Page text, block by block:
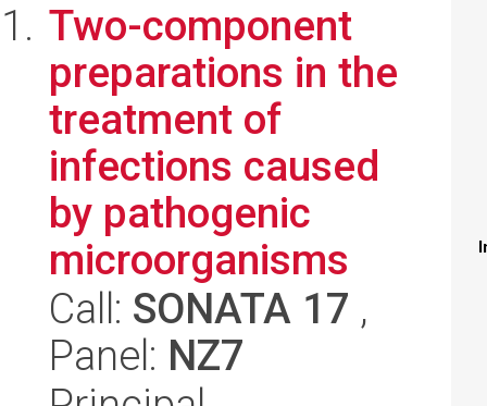
Two-component
preparations in the
treatment of
infections caused
by pathogenic
microorganisms
Call: SONATA 17 ,
Panel: NZ7